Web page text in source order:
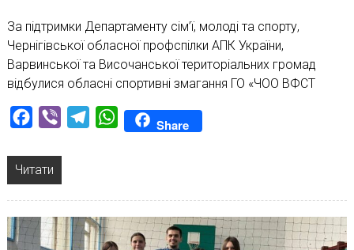
За підтримки Департаменту сім’ї, молоді та спорту,
Чернігівської обласної профспілки АПК України,
Варвинської та Височанської територіальних громад
відбулися обласні спортивні змагання ГО «ЧОО ВФСТ
Facebook
Viber TelegramWhatsAppShare
Читати